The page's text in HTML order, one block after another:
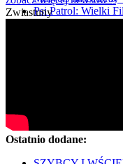
Psi Patrol: Wielki
Zwiastuny
Ostatnio dodane: